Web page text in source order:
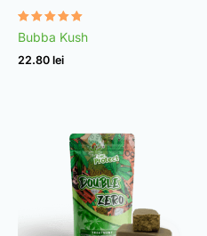
Evaluat la
4.96
din 5
Bubba Kush
22.80 lei